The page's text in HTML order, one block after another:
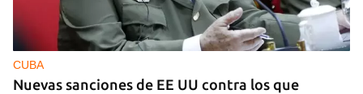
OPINIÓN
Lo que El Cangrejo no puede querer
CUBA
Nuevas sanciones de EE UU contra los que